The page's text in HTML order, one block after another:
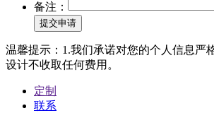
备注：
提交申请
温馨提示：1.我们承诺对您的个人信息严
设计不收取任何费用。
定制
联系